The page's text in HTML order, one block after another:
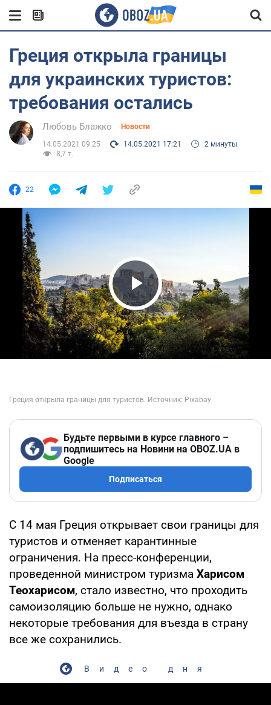
Греция открыла границы
для украинских туристов:
требования остались
Любовь Блажко Новости
14.05.2021 09:25 14.05.2021 17:21
2 минуты
8,7 т.
22
Play Video
Будьте первыми в курсе главного –
подпишитесь на Новини на OBOZ.UA в
Google
Подписаться
С 14 мая Греция открывает свои границы для
туристов и отменяет карантинные
ограничения. На пресс-конференции,
проведенной министром туризма Харисом
Теохарисом, стало известно, что проходить
самоизоляцию больше не нужно, однако
некоторые требования для въезда в страну
все же сохранились.
Видео дня